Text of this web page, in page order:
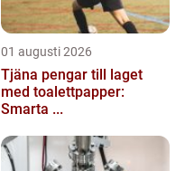
01 augusti 2026
Tjäna pengar till laget
med toalettpapper:
Smarta ...